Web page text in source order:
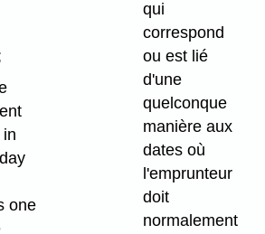
one
qui
correspond
ou est lié
d'une
quelconque
manière aux
dates où
l'emprunteur
doit
normalement